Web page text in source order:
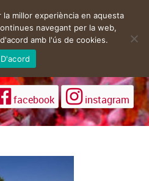
facebook instagram
millor experiència en aquesta
navegant per la web,
amb l'ús de cookies.
D'acord